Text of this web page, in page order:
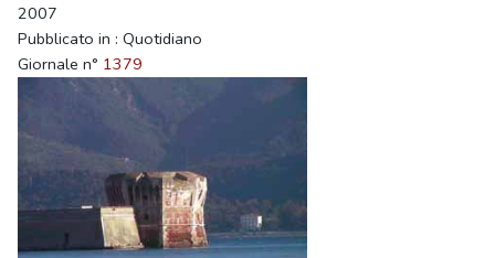
2007
Pubblicato in : Quotidiano
Giornale n° 1379